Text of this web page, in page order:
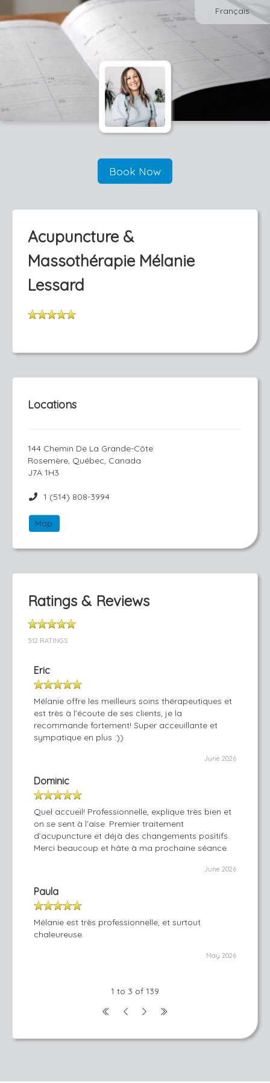
Français
Book Now
Acupuncture &
Massothérapie Mélanie
Lessard
Locations
144 Chemin De La Grande-Côte
Rosemère, Québec, Canada
J7A 1H3
1 (514) 808-3994
Map
Ratings & Reviews
512 RATINGS
Eric
Mélanie offre les meilleurs soins thérapeutiques et
est très à l'écoute de ses clients, je la
recommande fortement! Super acceuillante et
sympatique en plus :))
June 2026
Dominic
Quel accueil! Professionnelle, explique très bien et
on se sent à l’aise. Premier traitement
d’acupuncture et déjà des changements positifs.
Merci beaucoup et hâte à ma prochaine séance.
June 2026
Paula
Mélanie est très professionnelle, et surtout
chaleureuse.
May 2026
1 to 3 of 139